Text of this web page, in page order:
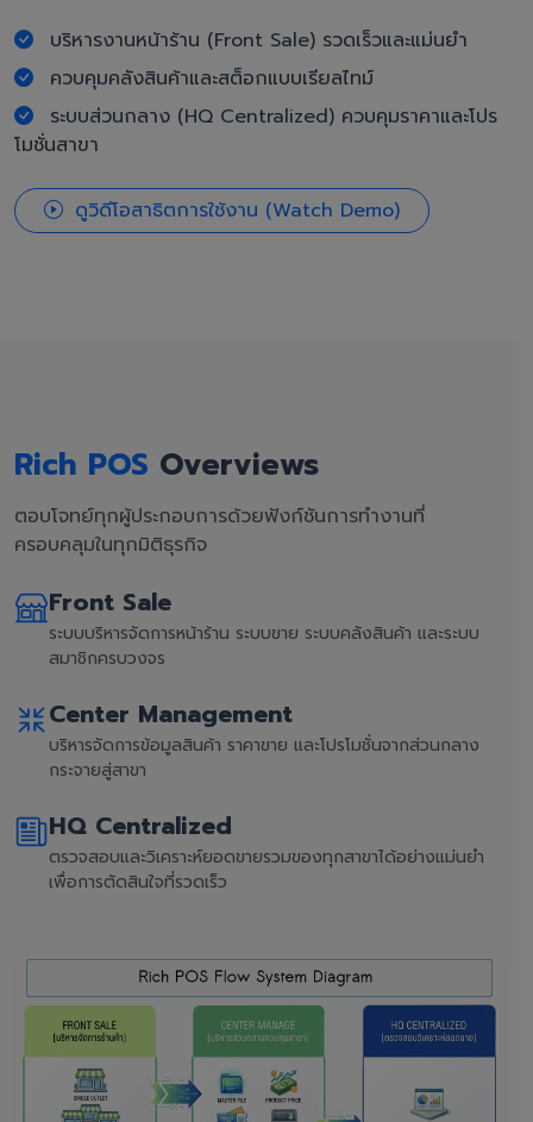
บริหารงานหน้าร้าน (Front Sale) รวดเร็วและแม่นยำ
ควบคุมคลังสินค้าและสต็อกแบบเรียลไทม์
ระบบส่วนกลาง (HQ Centralized) ควบคุมราคาและโปร
โมชั่นสาขา
ดูวิดีโอสาธิตการใช้งาน (Watch Demo)
Rich POS Overviews
ตอบโจทย์ทุกผู้ประกอบการด้วยฟังก์ชันการทำงานที่
ครอบคลุมในทุกมิติธุรกิจ
Front Sale
ระบบบริหารจัดการหน้าร้าน ระบบขาย ระบบคลังสินค้า และระบบ
สมาชิกครบวงจร
Center Management
บริหารจัดการข้อมูลสินค้า ราคาขาย และโปรโมชั่นจากส่วนกลาง
กระจายสู่สาขา
HQ Centralized
ตรวจสอบและวิเคราะห์ยอดขายรวมของทุกสาขาได้อย่างแม่นยำ
เพื่อการตัดสินใจที่รวดเร็ว